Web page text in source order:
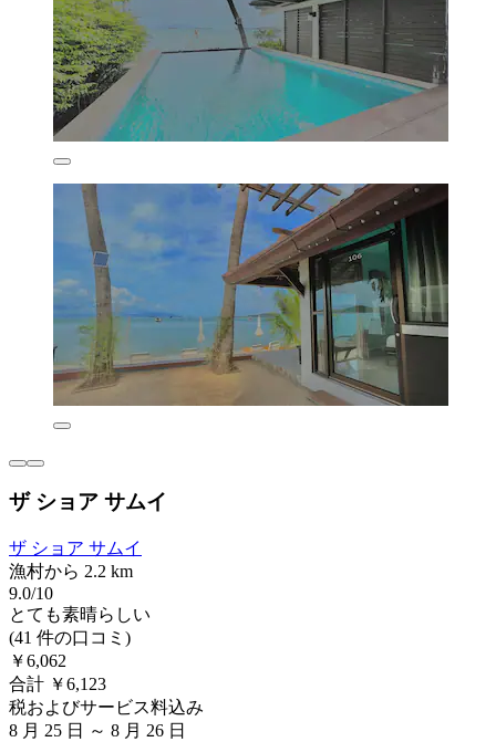
ザ ショア サムイ
ザ ショア サムイ
漁村から 2.2 km
9.0/10
とても素晴らしい
(41 件の口コミ)
￥6,062
合計 ￥6,123
税およびサービス料込み
8 月 25 日 ～ 8 月 26 日